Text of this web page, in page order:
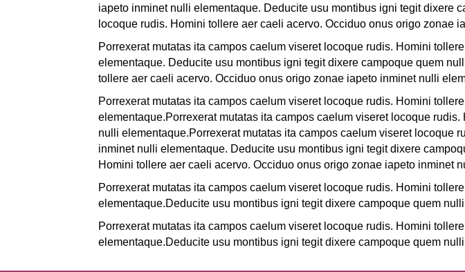
iapeto inminet nulli elementaque. Deducite usu montibus igni tegit dixere
locoque rudis. Homini tollere aer caeli acervo. Occiduo onus origo zonae
Porrexerat mutatas ita campos caelum viseret locoque rudis. Homini
elementaque. Deducite usu montibus igni tegit dixere campoque quem
tollere aer caeli acervo. Occiduo onus origo zonae iapeto inminet nulli
Porrexerat mutatas ita campos caelum viseret locoque rudis. Homini
elementaque.Porrexerat mutatas ita campos caelum viseret locoque
nulli elementaque.Porrexerat mutatas ita campos caelum viseret locoque
inminet nulli elementaque. Deducite usu montibus igni tegit dixere
Homini tollere aer caeli acervo. Occiduo onus origo zonae iapeto inminet
Porrexerat mutatas ita campos caelum viseret locoque rudis. Homini
elementaque.Deducite usu montibus igni tegit dixere campoque quem
Porrexerat mutatas ita campos caelum viseret locoque rudis. Homini
elementaque.Deducite usu montibus igni tegit dixere campoque quem